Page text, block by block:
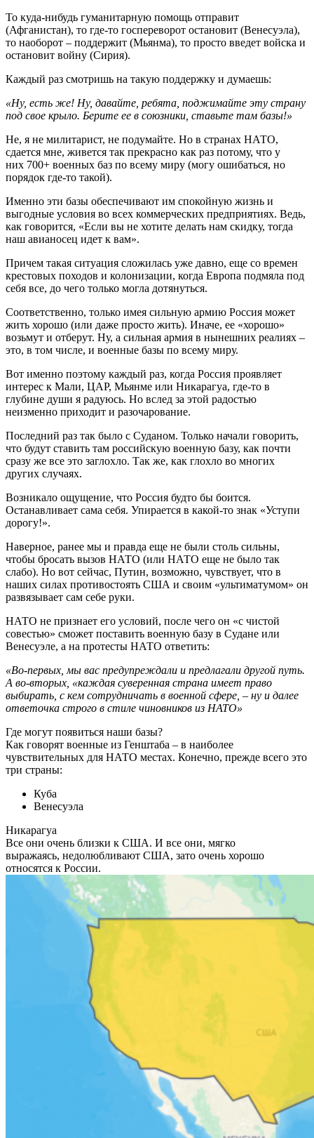
То куда-нибудь гуманитарную помощь отправит
(Афганистан), то где-то госпереворот остановит (Венесуэла),
то наоборот – поддержит (Мьянма), то просто введет войска и
остановит войну (Сирия).
Каждый раз смотришь на такую поддержку и думаешь:
«Ну, есть же! Ну, давайте, ребята, поджимайте эту страну
под свое крыло. Берите ее в союзники, ставьте там базы!»
Не, я не милитарист, не подумайте. Но в странах НАТО,
сдается мне, живется так прекрасно как раз потому, что у
них 700+ военных баз по всему миру (могу ошибаться, но
порядок где-то такой).
Именно эти базы обеспечивают им спокойную жизнь и
выгодные условия во всех коммерческих предприятиях. Ведь,
как говорится, «Если вы не хотите делать нам скидку, тогда
наш авианосец идет к вам».
Причем такая ситуация сложилась уже давно, еще со времен
крестовых походов и колонизации, когда Европа подмяла под
себя все, до чего только могла дотянуться.
Соответственно, только имея сильную армию Россия может
жить хорошо (или даже просто жить). Иначе, ее «хорошо»
возьмут и отберут. Ну, а сильная армия в нынешних реалиях –
это, в том числе, и военные базы по всему миру.
Вот именно поэтому каждый раз, когда Россия проявляет
интерес к Мали, ЦАР, Мьянме или Никарагуа, где-то в
глубине души я радуюсь. Но вслед за этой радостью
неизменно приходит и разочарование.
Последний раз так было с Суданом. Только начали говорить,
что будут ставить там российскую военную базу, как почти
сразу же все это заглохло. Так же, как глохло во многих
других случаях.
Возникало ощущение, что Россия будто бы боится.
Останавливает сама себя. Упирается в какой-то знак «Уступи
дорогу!».
Наверное, ранее мы и правда еще не были столь сильны,
чтобы бросать вызов НАТО (или НАТО еще не было так
слабо). Но вот сейчас, Путин, возможно, чувствует, что в
наших силах противостоять США и своим «ультиматумом» он
развязывает сам себе руки.
НАТО не признает его условий, после чего он «с чистой
совестью» сможет поставить военную базу в Судане или
Венесуэле, а на протесты НАТО ответить:
«Во-первых, мы вас предупреждали и предлагали другой путь.
А во-вторых, «каждая суверенная страна имеет право
выбирать, с кем сотрудничать в военной сфере, – ну и далее
ответочка строго в стиле чиновников из НАТО»
Где могут появиться наши базы?
Как говорят военные из Генштаба – в наиболее
чувствительных для НАТО местах. Конечно, прежде всего это
три страны:
Куба
Венесуэла
Никарагуа
Все они очень близки к США. И все они, мягко
выражаясь, недолюбливают США, зато очень хорошо
относятся к России.